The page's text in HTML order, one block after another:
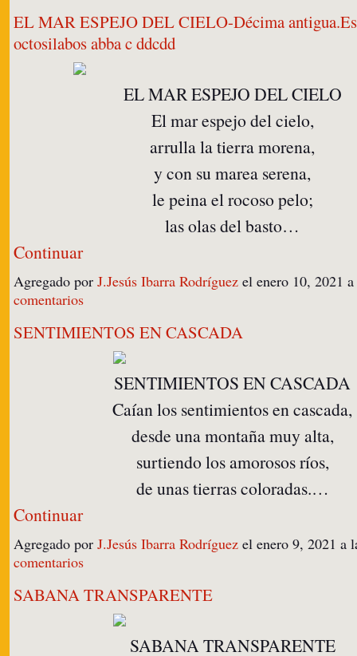
EL MAR ESPEJO DEL CIELO-Décima
octosilabos abba c ddcdd
EL MAR ESPEJO DEL CIELO
El mar espejo del cielo,
arrulla la tierra morena,
y con su marea serena,
le peina el rocoso pelo;
las olas del basto…
Continuar
Agregado por J.Jesús Ibarra Rodríguez el enero 10, 2021
comentarios
SENTIMIENTOS EN CASCADA
SENTIMIENTOS EN CASCADA
Caían los sentimientos en cascada,
desde una montaña muy alta,
surtiendo los amorosos ríos,
de unas tierras coloradas.…
Continuar
Agregado por J.Jesús Ibarra Rodríguez el enero 9, 2021
comentarios
SABANA TRANSPARENTE
SABANA TRANSPARENTE